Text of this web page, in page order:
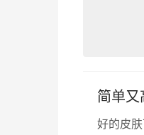
简单
好的皮